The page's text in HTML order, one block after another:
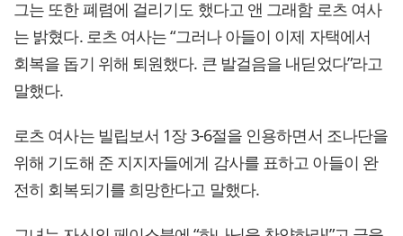
그는 또한 폐렴에 걸리기도 했다고 앤 그래함 로츠 여사
는 밝혔다. 로츠 여사는 “그러나 아들이 이제 자택에서
회복을 돕기 위해 퇴원했다. 큰 발걸음을 내딛었다”라고
말했다.
로츠 여사는 빌립보서 1장 3-6절을 인용하면서 조나단을
위해 기도해 준 지지자들에게 감사를 표하고 아들이 완
전히 회복되기를 희망한다고 말했다.